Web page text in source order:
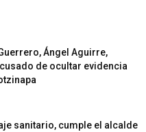
Ángel Aguirre,
de ocultar evidencia
sanitario, cumple el alcalde